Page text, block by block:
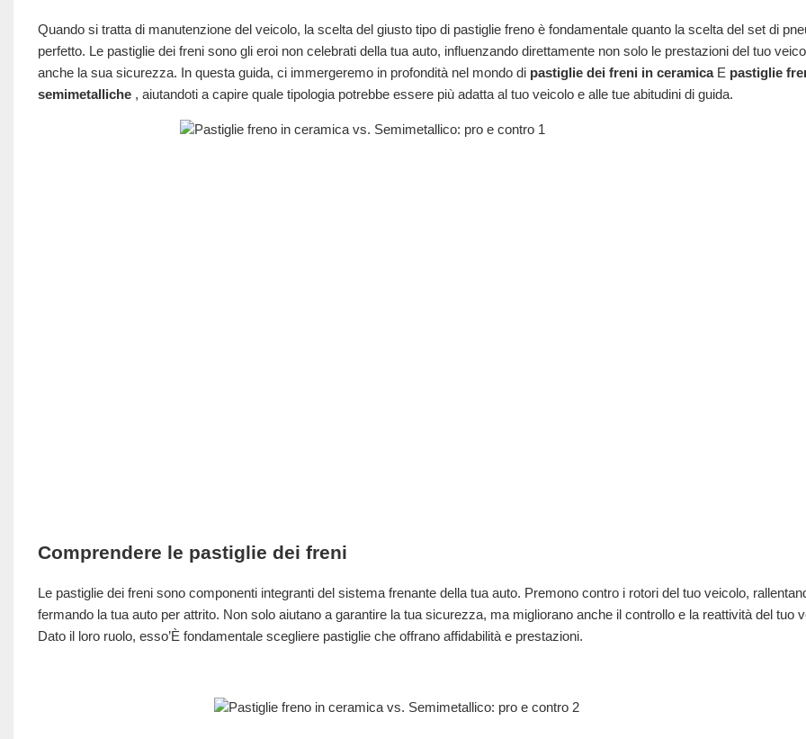
Quando si tratta di manutenzione del veicolo, la scelta del giusto tipo di pastiglie freno è fondamentale quanto la scelta del set di
perfetto. Le pastiglie dei freni sono gli eroi non celebrati della tua auto, influenzando direttamente non solo le prestazioni del tuo
anche la sua sicurezza. In questa guida, ci immergeremo in profondità nel mondo di pastiglie dei freni in ceramica E pastiglie
semimetalliche , aiutandoti a capire quale tipologia potrebbe essere più adatta al tuo veicolo e alle tue abitudini di guida.
Comprendere le pastiglie dei freni
Le pastiglie dei freni sono componenti integranti del sistema frenante della tua auto. Premono contro i rotori del tuo veicolo,
fermando la tua auto per attrito. Non solo aiutano a garantire la tua sicurezza, ma migliorano anche il controllo e la reattività del tuo
Dato il loro ruolo, esso’È fondamentale scegliere pastiglie che offrano affidabilità e prestazioni.